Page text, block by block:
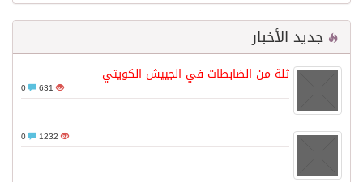
جديد الأخبار
ثلة من الضابطات في الجييش الكويتي
631
1232